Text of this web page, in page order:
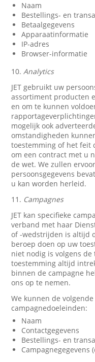
Naam
Bestellings- en
Betaalgegevens
Apparaatinformatie
IP-adres
Browser-informatie
10.Analytics
JET gebruikt uw
assortiment producten
en om te kunnen
mogelijk ook
omstandigheden
toestemming of het feit
om een contract met u
de wet. We zullen
persoonsgegevens
u kan worden herleid.
11. Campagnes
JET kan specifieke
verband met haar
of -wedstrijden is altijd
beroep doen op uw
niet nodig is volgens
toestemming altijd
binnen de campagne
ons op te nemen.
We kunnen de
campagnedoeleinden:
Naam
Contactgegevens
Bestellings- en
Campagnegegevens